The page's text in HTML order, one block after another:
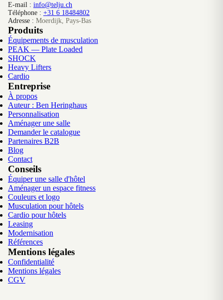
E-mail : info@telju.ch
Téléphone : +31 6 18484802
Adresse : Moerdijk, Pays-Bas
Produits
Équipements de musculation
PEAK — Plate Loaded
SHOCK
Heavy Lifters
Cardio
Entreprise
À propos
Auteur : Ben Heringhaus
Personnalisation
Aménager une salle
Demander le catalogue
Partenaires B2B
Blog
Contact
Conseils
Équiper une salle d'hôtel
Aménager un espace fitness
Couleurs et logo
Musculation pour hôtels
Cardio pour hôtels
Leasing
Modernisation
Références
Mentions légales
Confidentialité
Mentions légales
CGV